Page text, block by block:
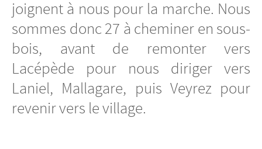
joignent à nous pour la marche. Nous
sommes donc 27 à cheminer en sous-
bois, avant de remonter vers
Lacépède pour nous diriger vers
Laniel, Mallagare, puis Veyrez pour
revenir vers le village.